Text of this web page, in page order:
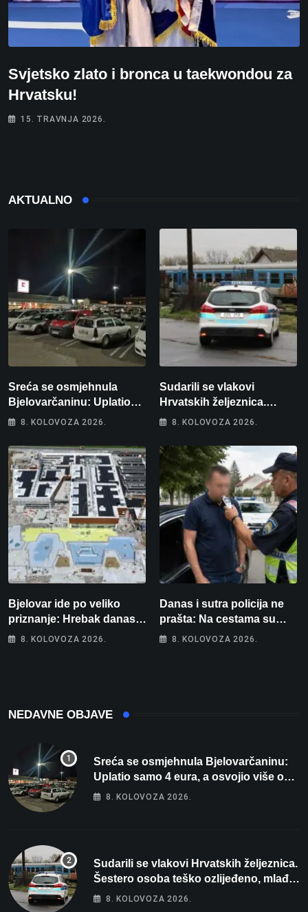
Svjetsko zlato i bronca u taekwondou za
Hrvatsku!
15. TRAVNJA 2026.
AKTUALNO
Sreća se osmjehnula
Bjelovarčaninu: Uplatio
samo 4 eura, a osvojio
8. KOLOVOZA 2026.
Sudarili se vlakovi
Hrvatskih željeznica.
Šestero osoba teško
intenzivnoj
8. KOLOVOZA 2026.
Bjelovar ide po veliko
priznanje: Hrebak danas u
Parizu predstavlja
8. KOLOVOZA 2026.
Danas i sutra policija ne
prašta: Na cestama su
posebno na meti ovi
8. KOLOVOZA 2026.
NEDAVNE OBJAVE
Sreća se osmjehnula Bjelovarčaninu:
Uplatio samo 4 eura, a osvojio više od
80 tisuća eura
8. KOLOVOZA 2026.
Sudarili se vlakovi Hrvatskih željeznica.
Šestero osoba teško ozlijeđeno, mlađa
žena na intenzivnoj
8. KOLOVOZA 2026.